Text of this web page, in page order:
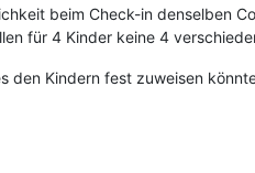
beim Check-in denselben
für 4 Kinder keine 4
den Kindern fest zuweisen